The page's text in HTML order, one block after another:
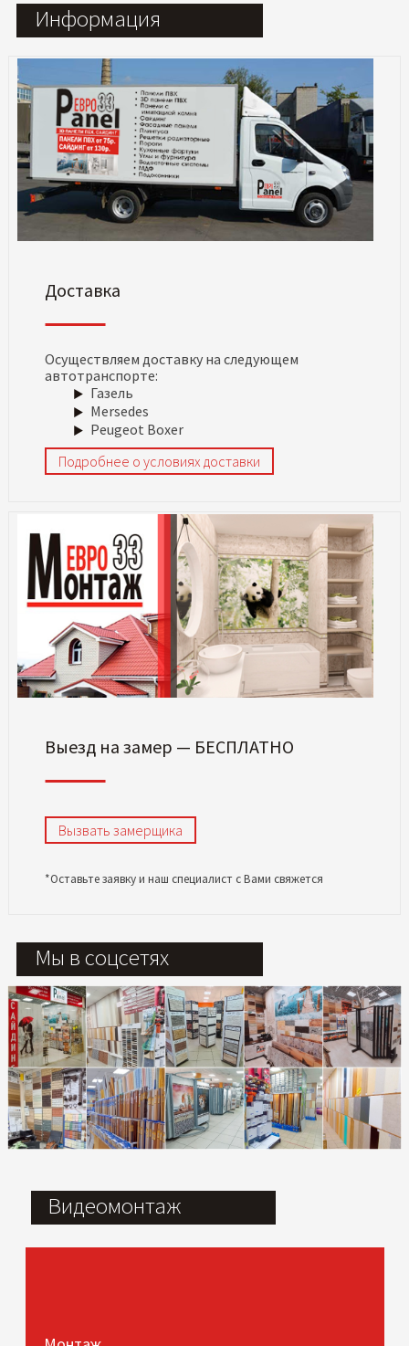
Информация
Доставка
Осуществляем доставку на следующем
автотранспорте:
Газель
Mersedes
Peugeot Boxer
Подробнее о условиях доставки
Выезд на замер — БЕСПЛАТНО
Вызвать замерщика
*Оставьте заявку и наш специалист с Вами свяжется
Мы в соцсетях
Видеомонтаж